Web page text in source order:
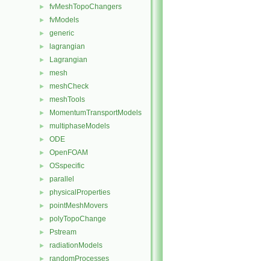
► fvMeshTopoChangers
► fvModels
► generic
► lagrangian
► Lagrangian
► mesh
► meshCheck
► meshTools
► MomentumTransportModels
► multiphaseModels
► ODE
► OpenFOAM
► OSspecific
► parallel
► physicalProperties
► pointMeshMovers
► polyTopoChange
► Pstream
► radiationModels
► randomProcesses